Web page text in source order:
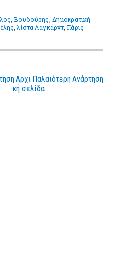
,Βουδούρης, Δημοκρατική
,λίστα Λαγκάρντ,Πάρις
Παλαιότερη Ανάρτηση
Αρχι
κή σελίδα